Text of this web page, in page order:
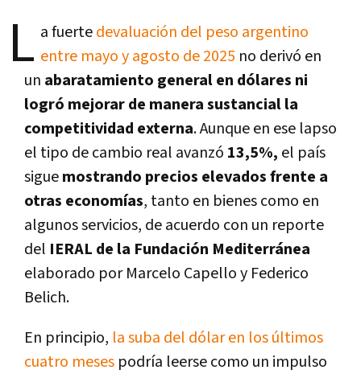
L a fuertedevaluación del peso argentino
entre mayo y agosto de 2025 no derivó en
un abaratamiento general en dólares ni
logró mejorar de manera sustancial la
competitividad externa. Aunque en ese lapso
el tipo de cambio real avanzó 13,5%, el país
siguemostrando precios elevados frente a
otras economías, tanto en bienes como en
algunos servicios, de acuerdo con un reporte
del IERAL de la Fundación Mediterránea
elaborado por Marcelo Capello y Federico
Belich.
En principio, la suba del dólar en los últimos
cuatro meses podría leerse como un impulso